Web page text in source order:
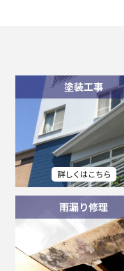
塗装工事
雨漏り修理